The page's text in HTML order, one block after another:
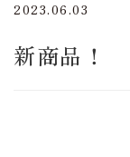
2023.06.03
新商品！